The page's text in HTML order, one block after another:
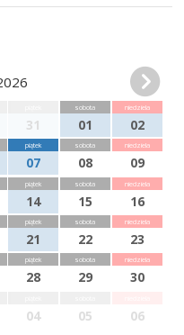
31
sobota
01
niedziela
02
piątek
07
sobota
08
niedziela
09
piątek
14
sobota
15
niedziela
16
piątek
21
sobota
22
niedziela
23
piątek
28
sobota
29
niedziela
30
04 05 06